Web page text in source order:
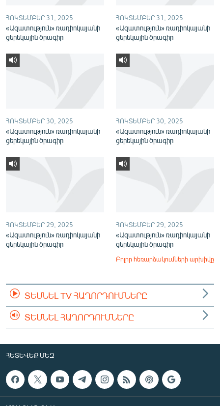
ՀԵՏԵՎԵՔ ՄԵԶ
ՀՈԿՏԵՄԲԵՐ 31, 2025
«Ազատություն» ռադիոկայանի
ցերեկային ծրագիր
ՀՈԿՏԵՄԲԵՐ 31, 2025
«Ազատություն» ռադիոկայանի
ցերեկային ծրագիր
ՀՈԿՏԵՄԲԵՐ 30, 2025
«Ազատություն» ռադիոկայանի
ցերեկային ծրագիր
ՀՈԿՏԵՄԲԵՐ 30, 2025
«Ազատություն» ռադիոկայանի
ցերեկային ծրագիր
ՀՈԿՏԵՄԲԵՐ 29, 2025
«Ազատություն» ռադիոկայանի
ցերեկային ծրագիր
ՀՈԿՏԵՄԲԵՐ 29, 2025
«Ազատություն» ռադիոկայանի
ցերեկային ծրագիր
Բոլոր հեռարձակումների արխիվը
ՏԵՍՆԵԼ TV ՀԱՂՈՐԴՈՒՄՆԵՐԸ
ՏԵՍՆԵԼ ՀԱՂՈՐԴՈՒՄՆԵՐԸ
ՀԵՏԵՎԵՔ ՄԵԶ